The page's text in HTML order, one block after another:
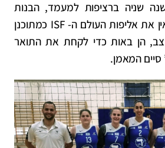
שניה ברציפות למעמד, הבנות
מאוכזבות שהשנה אין את אליפות העולם ה- ISF כמתוכנן
הן באות כדי לקחת את התואר
המאמן.